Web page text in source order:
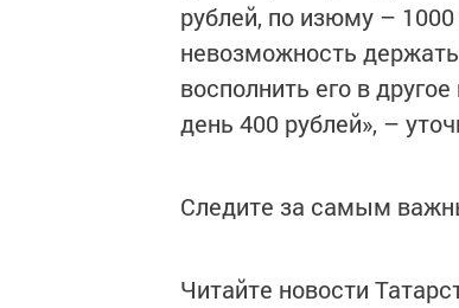
рублей, по изюму – 1000
невозможность
восполнить его в
день 400 рублей», –
Следите за самым
Читайте новости